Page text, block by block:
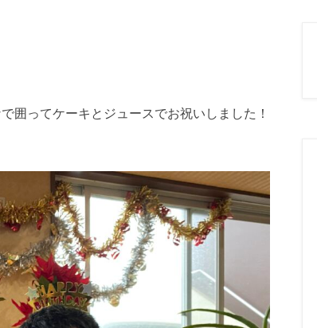
囲ってケーキとジュースでお祝いしました！